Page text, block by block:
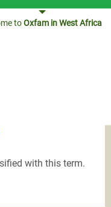
toOxfam in West Africa
with this term.